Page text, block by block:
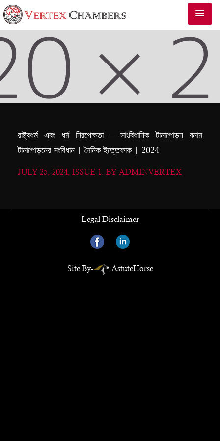
রাষ্ট্রধর্ম এবং ধর্ম নিরপেক্ষতা – সাংবিধানিক টানাপোড়ন বনাম
টানাপোড়নের সংবিধান | দৈনিক ইত্তেফাক | 2024
JULY 25, 2024, ISSUE 1. BY ADMINVERTEX
Legal Disclaimer
Site By- AstuteHorse